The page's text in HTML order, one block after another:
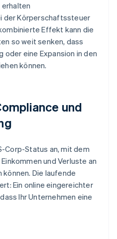
der Körperschaftssteuer
Effekt kann die
so weit senken, dass
oder eine Expansion in den
können.
und
Corp-Status an, mit dem
und Verluste an
Die laufende
Ein online eingereichter
Ihr Unternehmen eine